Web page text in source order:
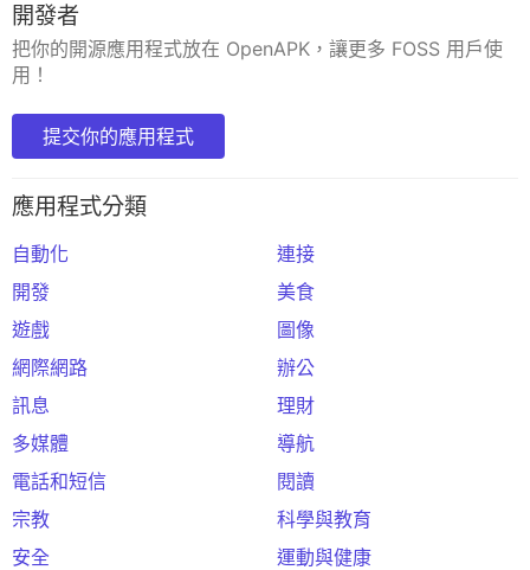
開發者
把你的開源應用程式放在 OpenAPK，讓更多 FOSS 用戶使
用！
提交你的應用程式
應用程式分類
自動化
連接
開發
美食
遊戲
圖像
網際網路
辦公
訊息
理財
多媒體
導航
電話和短信
閱讀
宗教
科學與教育
安全
運動與健康